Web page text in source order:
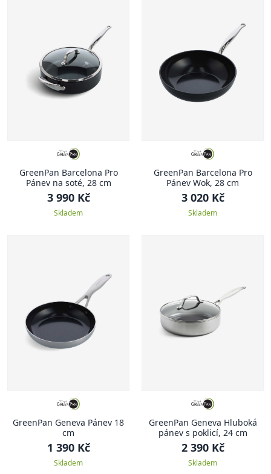
GreenPan Barcelona Pro
Pánev na soté, 28 cm
3 990 Kč
Skladem
GreenPan Barcelona Pro
Pánev Wok, 28 cm
3 020 Kč
Skladem
GreenPan Geneva Pánev 18
cm
1 390 Kč
Skladem
GreenPan Geneva Hluboká
pánev s poklicí, 24 cm
2 390 Kč
Skladem